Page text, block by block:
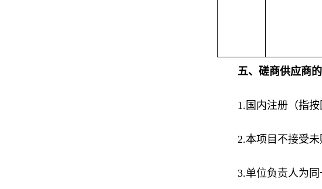
五、磋商供应商
1.国内注册（指
2.本项目不接受未
3.单位负责人为